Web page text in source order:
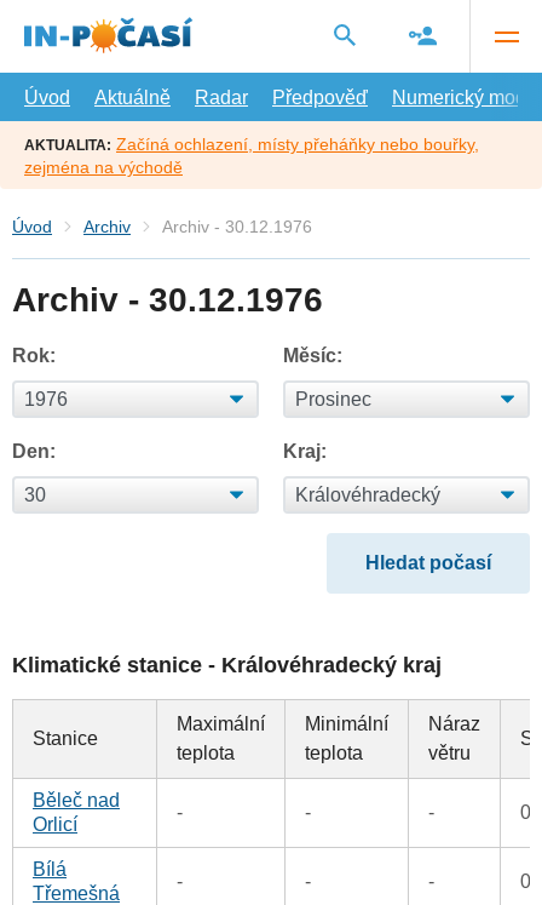
hlavní
Úvod
Aktuálně Radar Předpověď Numerický model
AKTUALITA: Začíná ochlazení, místy přeháňky nebo bouřky,
zejména na východě
Úvod Archiv Archiv - 30.12.1976
Archiv - 30.12.1976
Rok: Měsíc:
Den: Kraj:
Klimatické stanice - Královéhradecký kraj
Stanice
Maximální
teplota
Minimální
teplota
Náraz
větru
Běleč nad
Orlicí
- - - 0
Bílá
Třemešná
- - - 0